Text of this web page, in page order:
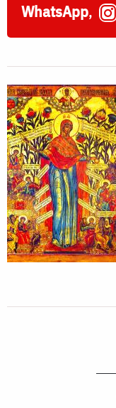
WhatsApp,